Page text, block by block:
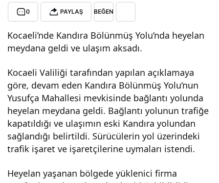
0 PAYLAŞ BEĞEN
Kocaeli’nde Kandıra Bölünmüş Yolu’nda heyelan
meydana geldi ve ulaşım aksadı.
Kocaeli Valiliği tarafından yapılan açıklamaya
göre, devam eden Kandıra Bölünmüş Yolu’nun
Yusufça Mahallesi mevkisinde bağlantı yolunda
heyelan meydana geldi. Bağlantı yolunun trafiğe
kapatıldığı ve ulaşımın eski Kandıra yolundan
sağlandığı belirtildi. Sürücülerin yol üzerindeki
trafik işaret ve işaretçilerine uymaları istendi.
Heyelan yaşanan bölgede yüklenici firma
ünm
Yolu
’nda
hey
elan
oluş
Varsayılana